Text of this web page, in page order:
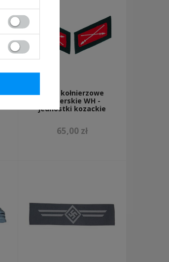
Patki kołnierzowe
żołnierskie WH -
jednostki kozackie
65,00 zł